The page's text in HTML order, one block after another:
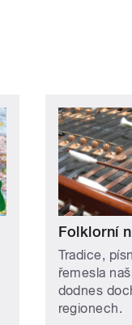
Folklorní
Tradice,
řemesla
dodnes
regionech.